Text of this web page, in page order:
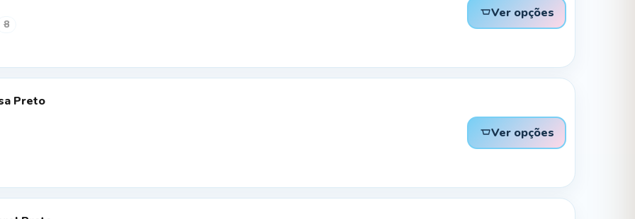
8
Ver opções
Preto
Ver opções